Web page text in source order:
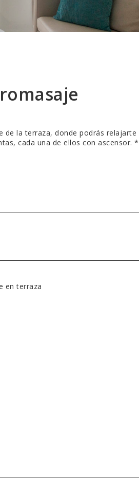
de la terraza, donde podrás
cada una de ellos con ascensor.
en terraza